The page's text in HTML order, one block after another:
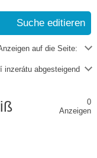
Suche editieren
auf die Seite:
inzerátu abgesteigend
0
Anzeigen